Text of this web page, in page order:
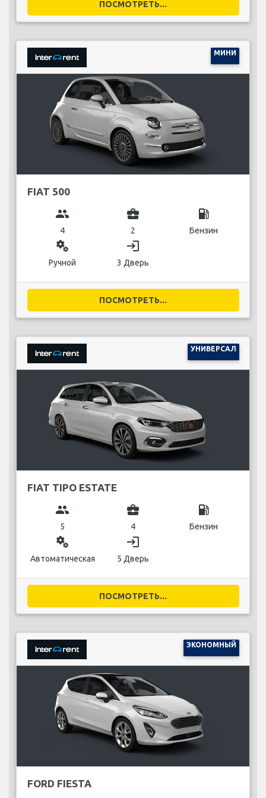
ПОСМОТРЕТЬ...
МИНИ
FIAT 500
group
4
business_center
2
local_gas_station
Бензин
miscellaneous_services
Ручной
login
3 Дверь
ПОСМОТРЕТЬ...
УНИВЕРСАЛ
FIAT TIPO ESTATE
group
5
business_center
4
local_gas_station
Бензин
miscellaneous_services
Автоматическая
login
5 Дверь
ПОСМОТРЕТЬ...
ЭКОНОМНЫЙ
FORD FIESTA